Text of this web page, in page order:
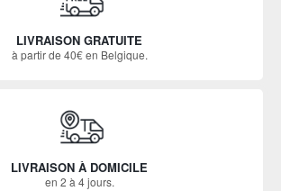
LIVRAISON GRATUITE
à partir de 40€ en Belgique.
LIVRAISON À DOMICILE
en 2 à 4 jours.